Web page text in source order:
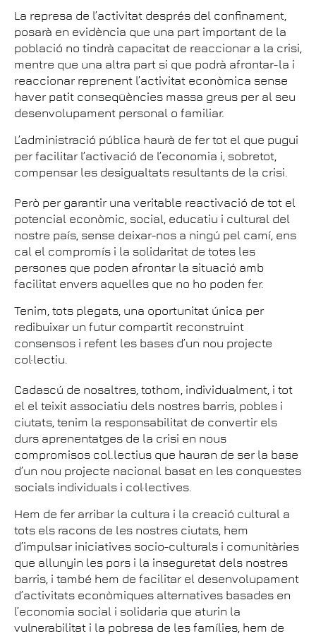
La represa de l’activitat després del confinament,
posarà en evidència que una part important de la
població no tindrà capacitat de reaccionar a la crisi,
mentre que una altra part si que podrà afrontar-la i
reaccionar reprenent l’activitat econòmica sense
haver patit conseqüències massa greus per al seu
desenvolupament personal o familiar.
L’administració pública haurà de fer tot el que pugui
per facilitar l’activació de l’economia i, sobretot,
compensar les desigualtats resultants de la crisi.
Però per garantir una veritable reactivació de tot el
potencial econòmic, social, educatiu i cultural del
nostre país, sense deixar-nos a ningú pel camí, ens
cal el compromís i la solidaritat de totes les
persones que poden afrontar la situació amb
facilitat envers aquelles que no ho poden fer.
Tenim, tots plegats, una oportunitat única per
redibuixar un futur compartit reconstruint
consensos i refent les bases d’un nou projecte
col·lectiu.
Cadascú de nosaltres, tothom, individualment, i tot
el el teixit associatiu dels nostres barris, pobles i
ciutats, tenim la responsabilitat de convertir els
durs aprenentatges de la crisi en nous
compromisos col.lectius que hauran de ser la base
d’un nou projecte nacional basat en les conquestes
socials individuals i col·lectives.
Hem de fer arribar la cultura i la creació cultural a
tots els racons de les nostres ciutats, hem
d’impulsar iniciatives socio-culturals i comunitàries
que allunyin les pors i la inseguretat dels nostres
barris, i també hem de facilitar el desenvolupament
d’activitats econòmiques alternatives basades en
l’economia social i solidaria que aturin la
vulnerabilitat i la pobresa de les famílies, hem de